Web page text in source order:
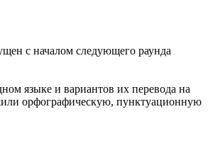
с началом следующего раунда
языке и вариантов их перевода на
орфографическую, пунктуационную